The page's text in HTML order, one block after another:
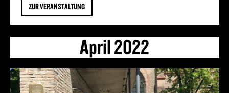
ZUR VERANSTALTUNG
April 2022